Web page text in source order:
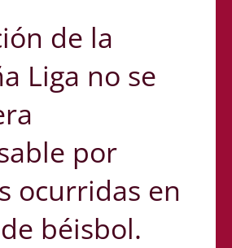
de la
Liga no se
por
ocurridas en
béisbol.